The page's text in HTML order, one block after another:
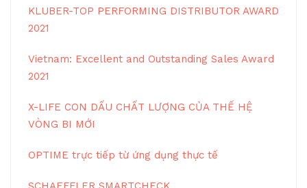
KLUBER-TOP PERFORMING DISTRIBUTOR AWARD
2021
Vietnam: Excellent and Outstanding Sales Award
2021
X-LIFE CON DẤU CHẤT LƯỢNG CỦA THẾ HỆ
VÒNG BI MỚI
OPTIME trực tiếp từ ứng dụng thực tế